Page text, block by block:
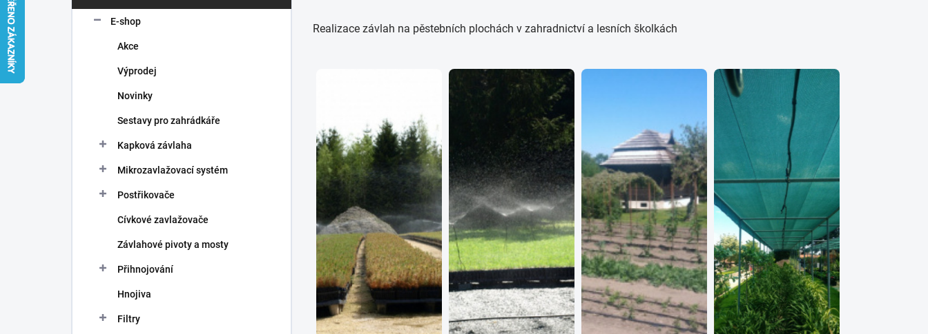
s
kategorie
E-shop
Akce
Výprodej
Novinky
Sestavy pro zahrádkáře
Kapková závlaha
Mikrozavlažovací systém
Postřikovače
Cívkové zavlažovače
Závlahové pivoty a mosty
Přihnojování
Hnojiva
Filtry
Realizace závlah na pěstebních plochách v zahradnictví a lesních školkách